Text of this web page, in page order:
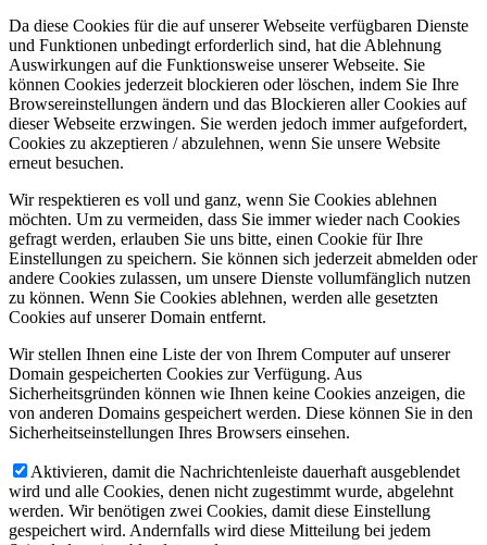
Da diese Cookies für die auf unserer Webseite verfügbaren Dienste
und Funktionen unbedingt erforderlich sind, hat die Ablehnung
Auswirkungen auf die Funktionsweise unserer Webseite. Sie
können Cookies jederzeit blockieren oder löschen, indem Sie Ihre
Browsereinstellungen ändern und das Blockieren aller Cookies auf
dieser Webseite erzwingen. Sie werden jedoch immer aufgefordert,
Cookies zu akzeptieren / abzulehnen, wenn Sie unsere Website
erneut besuchen.
Wir respektieren es voll und ganz, wenn Sie Cookies ablehnen
möchten. Um zu vermeiden, dass Sie immer wieder nach Cookies
gefragt werden, erlauben Sie uns bitte, einen Cookie für Ihre
Einstellungen zu speichern. Sie können sich jederzeit abmelden oder
andere Cookies zulassen, um unsere Dienste vollumfänglich nutzen
zu können. Wenn Sie Cookies ablehnen, werden alle gesetzten
Cookies auf unserer Domain entfernt.
Wir stellen Ihnen eine Liste der von Ihrem Computer auf unserer
Domain gespeicherten Cookies zur Verfügung. Aus
Sicherheitsgründen können wie Ihnen keine Cookies anzeigen, die
von anderen Domains gespeichert werden. Diese können Sie in den
Sicherheitseinstellungen Ihres Browsers einsehen.
Aktivieren, damit die Nachrichtenleiste dauerhaft ausgeblendet
wird und alle Cookies, denen nicht zugestimmt wurde, abgelehnt
werden. Wir benötigen zwei Cookies, damit diese Einstellung
gespeichert wird. Andernfalls wird diese Mitteilung bei jedem